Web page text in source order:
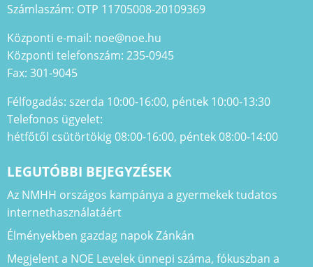
Számlaszám: OTP 11705008-20109369
Központi e-mail: noe@noe.hu
Központi telefonszám: 235-0945
Fax: 301-9045
Félfogadás: szerda 10:00-16:00, péntek 10:00-13:30
Telefonos ügyelet:
hétfőtől csütörtökig 08:00-16:00, péntek 08:00-14:00
LEGUTÓBBI BEJEGYZÉSEK
Az NMHH országos kampánya a gyermekek tudatos
internethasználatáért
Élményekben gazdag napok Zánkán
Megjelent a NOE Levelek ünnepi száma, fókuszban a